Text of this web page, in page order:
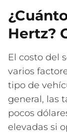
Hertz?
El costo del
varios
tipo de
general, las
pocos
elevadas si